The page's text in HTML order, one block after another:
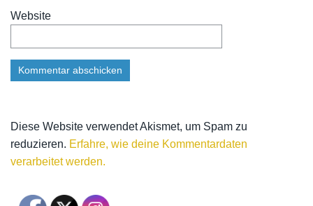
Website
Diese Website verwendet Akismet, um Spam zu
reduzieren. Erfahre, wie deine Kommentardaten
verarbeitet werden.